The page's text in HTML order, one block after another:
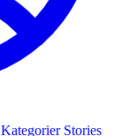
Kategorier Stories